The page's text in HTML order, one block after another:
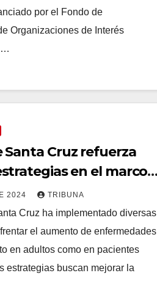
por el Fondo de
Organizaciones de Interés
Santa Cruz refuerza
en el marco
de Invierno
2024 TRIBUNA
Cruz ha implementado diversas
el aumento de enfermedades
en adultos como en pacientes
estrategias buscan mejorar la